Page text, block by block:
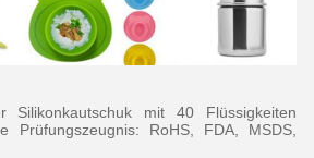
mit 40 Flüssigkeiten
Prüfungszeugnis: RoHS, FDA, MSDS,